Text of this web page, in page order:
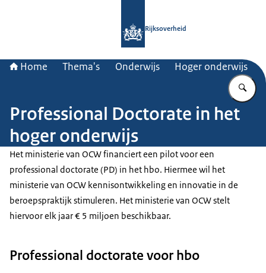
Rijksoverheid
Home Thema's Onderwijs Hoger onderwijs
Professional Doctorate in het
hoger onderwijs
Het ministerie van OCW financiert een pilot voor een
professional doctorate (PD) in het hbo. Hiermee wil het
ministerie van OCW kennisontwikkeling en innovatie in de
beroepspraktijk stimuleren. Het ministerie van OCW stelt
hiervoor elk jaar € 5 miljoen beschikbaar.
Professional doctorate voor hbo